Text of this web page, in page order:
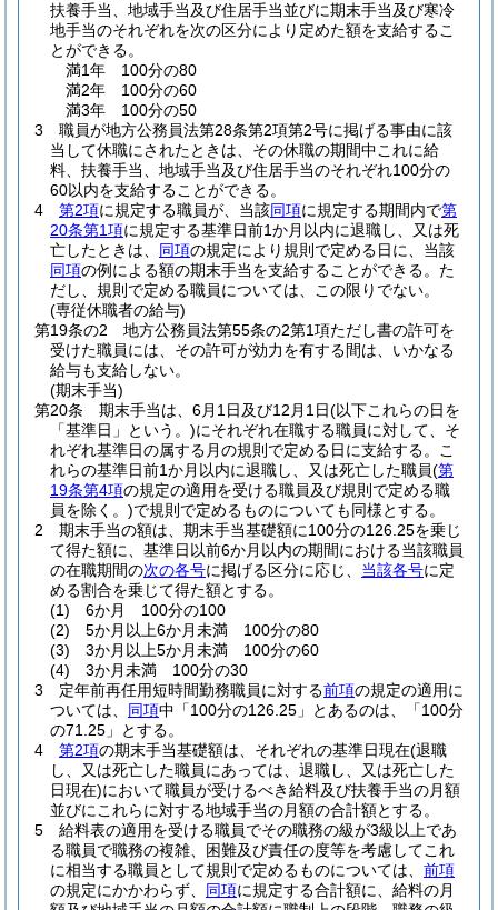
扶養手当、地域手当及び住居手当並びに期末手当及び寒冷
地手当のそれぞれを次の区分により定めた額を支給するこ
とができる。
満1年 100分の80
満2年 100分の60
満3年 100分の50
3
職員が地方公務員法第28条第2項第2号に掲げる事由に該
当して休職にされたときは、その休職の期間中これに給
料、扶養手当、地域手当及び住居手当のそれぞれ100分の
60以内を支給することができる。
4
第2項に規定する職員が、当該同項に規定する期間内で第
20条第1項に規定する基準日前1か月以内に退職し、又は死
亡したときは、 同項の規定により規則で定める日に、当該
同項の例による額の期末手当を支給することができる。 た
だし、規則で定める職員については、この限りでない。
(専従休職者の給与)
第19条の2
地方公務員法第55条の2第1項ただし書の許可を
受けた職員には、その許可が効力を有する間は、いかなる
給与も支給しない。
(期末手当)
第20条
期末手当は、6月1日及び12月1日(以下これらの日を
「基準日」という。)にそれぞれ在職する職員に対して、そ
れぞれ基準日の属する月の規則で定める日に支給する。
こ
れらの基準日前1か月以内に退職し、又は死亡した職員(第
19条第4項の規定の適用を受ける職員及び規則で定める職
員を除く。)で規則で定めるものについても同様とする。
2
期末手当の額は、期末手当基礎額に100分の126.25を乗じ
て得た額に、基準日以前6か月以内の期間における当該職員
の在職期間の次の各号に掲げる区分に応じ、 当該各号に定
める割合を乗じて得た額とする。
(1)
6か月 100分の100
(2)
5か月以上6か月未満 100分の80
(3)
3か月以上5か月未満 100分の60
(4)
3か月未満 100分の30
3
定年前再任用短時間勤務職員に対する前項の規定の適用に
ついては、 同項中「100分の126.25」とあるのは、「100分
の71.25」とする。
4
第2項の期末手当基礎額は、それぞれの基準日現在(退職
し、又は死亡した職員にあっては、退職し、又は死亡した
日現在)において職員が受けるべき給料及び扶養手当の月額
並びにこれらに対する地域手当の月額の合計額とする。
5
給料表の適用を受ける職員でその職務の級が3級以上であ
る職員で職務の複雑、困難及び責任の度等を考慮してこれ
に相当する職員として規則で定めるものについては、 前項
の規定にかかわらず、 同項に規定する合計額に、給料の月